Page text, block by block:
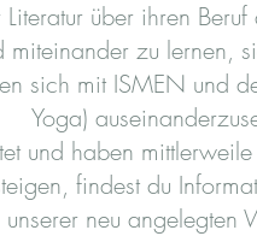
über ihren
miteinander zu lernen,
sich mit ISMEN und
Yoga)
und haben
findest du
unserer neu angelegten